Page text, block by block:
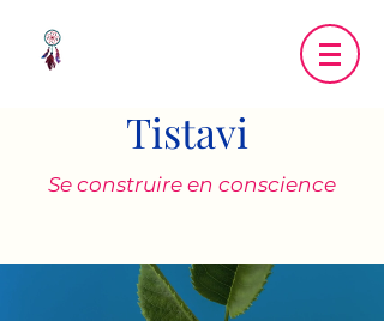
Tistavi
Se construire en conscience